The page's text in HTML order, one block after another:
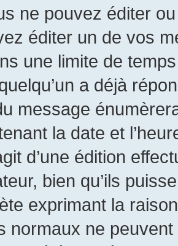
ne pouvez éditer
éditer un de vos
une limite de
a déjà
message
la date et
d’une édition
bien qu’ils
exprimant la
normaux ne